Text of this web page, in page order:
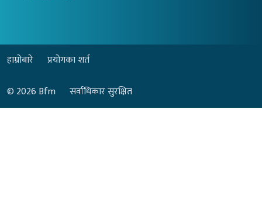
हाम्रोबारे
प्रयोगका शर्त
© 2026Bfm सर्वाधिकार सुरक्षित